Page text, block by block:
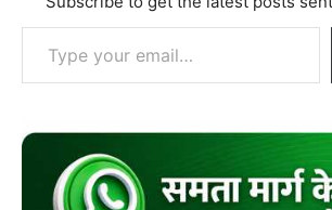
Type your email…